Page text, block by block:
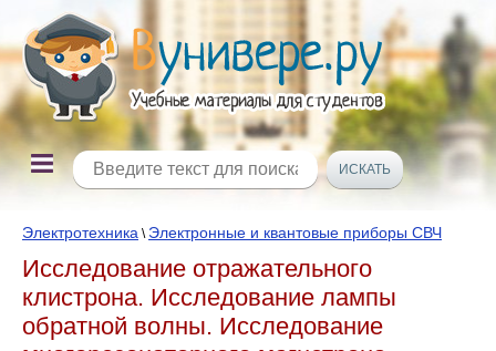
Электротехника \ Электронные и квантовые приборы СВЧ
Исследование отражательного
клистрона. Исследование лампы
обратной волны. Исследование